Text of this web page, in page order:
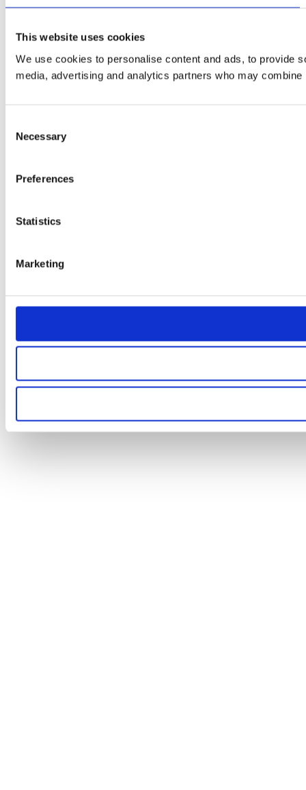
This website uses cookies
We use cookies to personalise content and ads, to provide
media, advertising and analytics partners who may
Selection
Necessary
Preferences
Statistics
Marketing